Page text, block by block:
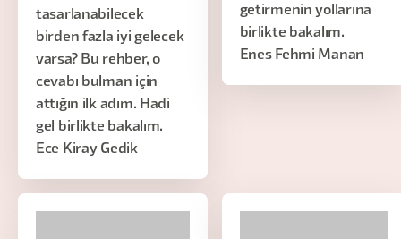
tasarlanabilecek
birden fazla iyi gelecek
varsa? Bu rehber, o
cevabı bulman için
attığın ilk adım. Hadi
gel birlikte bakalım.
Ece Kiray Gedik
getirmenin yollarına
birlikte bakalım.
Enes Fehmi Manan